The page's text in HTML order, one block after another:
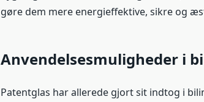
gøre dem mere energieffektive, sikre og
Anvendelsesmuligheder i
Patentglas har allerede gjort sit indtog i